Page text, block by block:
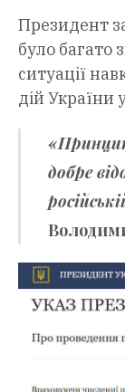
Президент
було багато
ситуації
дій України
добре